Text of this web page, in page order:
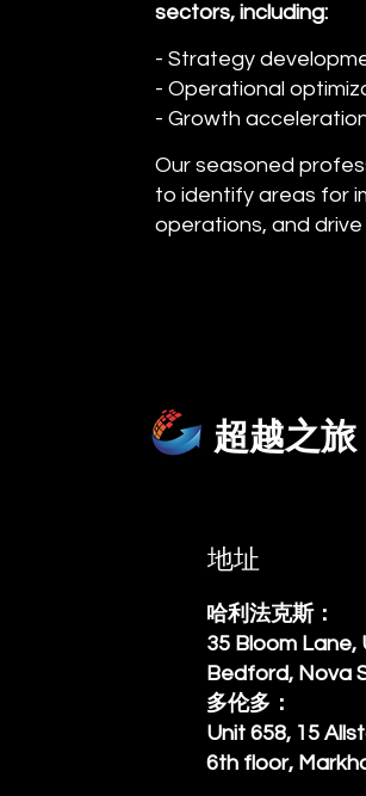
sectors, including:
- Strategy
- Operational
- Growth
Our seasoned
to identify areas for
operations, and
超越之旅
地址
哈利法克斯：
35 Bloom Lane,
Bedford, Nova
多伦多：
Unit 658, 15
6th floor,